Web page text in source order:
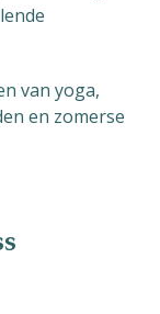
van yoga,
en zomerse